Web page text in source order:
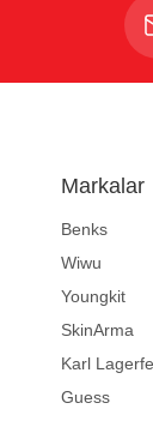
Markalar
Benks
Wiwu
Youngkit
SkinArma
Karl
Guess